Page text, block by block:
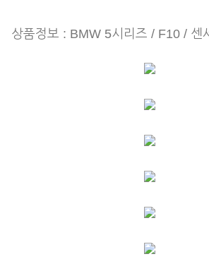
상품정보 : BMW 5시리즈 / F10 / 센